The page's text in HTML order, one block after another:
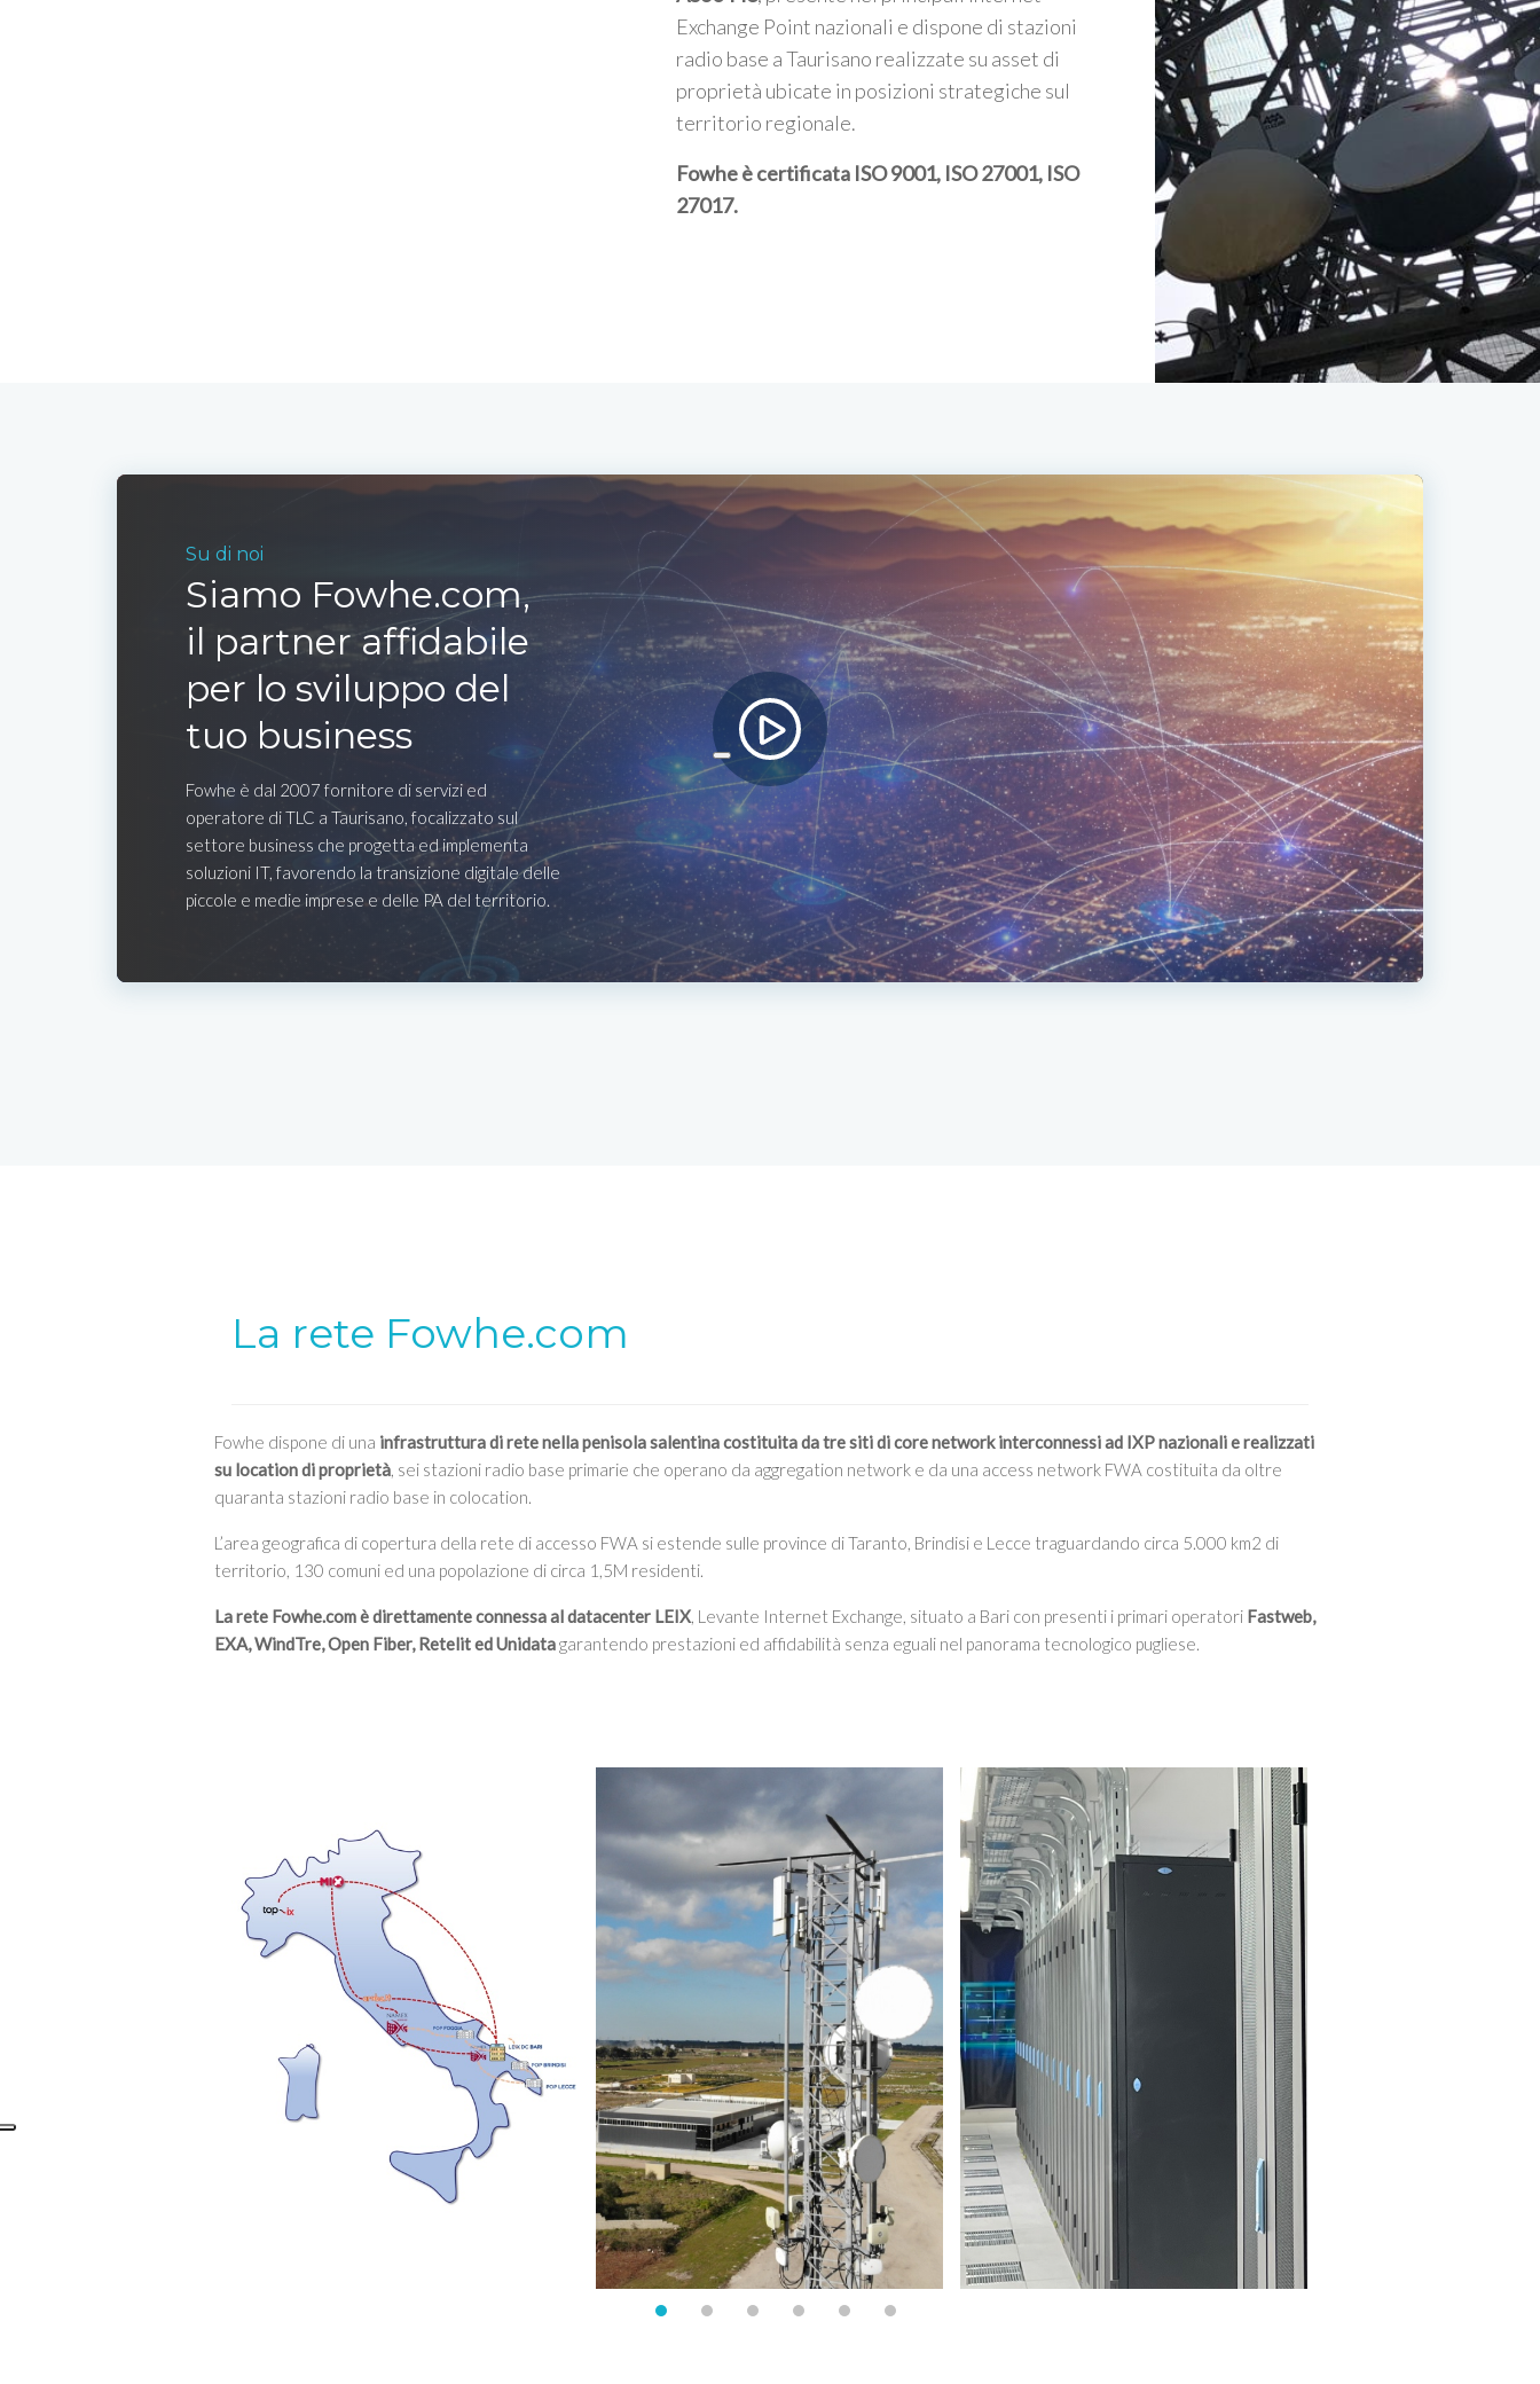
Exchange Point nazionali e dispone di stazioni
radio base a Taurisano realizzate su asset di
proprietà ubicate in posizioni strategiche sul
territorio regionale.
Fowhe è certificata ISO 9001, ISO 27001, ISO
27017.
Su di noi
Siamo Fowhe.com,
il partner affidabile
per lo sviluppo del
tuo business
Fowhe è dal 2007 fornitore di servizi ed
operatore di TLC a Taurisano, focalizzato sul
settore business che progetta ed implementa
soluzioni IT, favorendo la transizione digitale delle
piccole e medie imprese e delle PA del territorio.
La rete Fowhe.com
Fowhe dispone di una infrastruttura di rete nella penisola salentina costituita da tre siti di core network interconnessi ad IXP nazionali e realizzati
su location di proprietà, sei stazioni radio base primarie che operano da aggregation network e da una access network FWA costituita da oltre
quaranta stazioni radio base in colocation.
L’area geografica di copertura della rete di accesso FWA si estende sulle province di Taranto, Brindisi e Lecce traguardando circa 5.000 km2 di
territorio, 130 comuni ed una popolazione di circa 1,5M residenti.
La rete Fowhe.com è direttamente connessa al datacenter LEIX, Levante Internet Exchange, situato a Bari con presenti i primari operatori Fastweb,
EXA, WindTre, Open Fiber, Retelit ed Unidatagarantendo prestazioni ed affidabilità senza eguali nel panorama tecnologico pugliese.